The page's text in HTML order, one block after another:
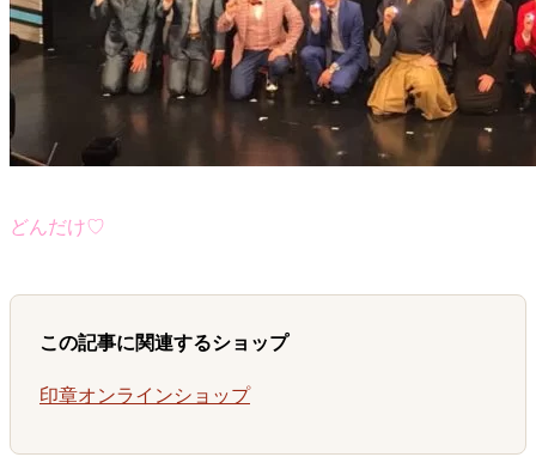
どんだけ♡
この記事に関連するショップ
印章オンラインショップ